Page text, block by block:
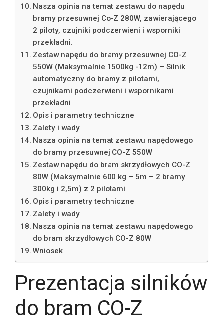
Nasza opinia na temat zestawu do napędu
bramy przesuwnej Co-Z 280W, zawierającego
2 piloty, czujniki podczerwieni i wsporniki
przekładni.
Zestaw napędu do bramy przesuwnej CO-Z
550W (Maksymalnie 1500kg -12m) – Silnik
automatyczny do bramy z pilotami,
czujnikami podczerwieni i wspornikami
przekładni
Opis i parametry techniczne
Zalety i wady
Nasza opinia na temat zestawu napędowego
do bramy przesuwnej CO-Z 550W
Zestaw napędu do bram skrzydłowych CO-Z
80W (Maksymalnie 600 kg – 5m – 2 bramy
300kg i 2,5m) z 2 pilotami
Opis i parametry techniczne
Zalety i wady
Nasza opinia na temat zestawu napędowego
do bram skrzydłowych CO-Z 80W
Wniosek
Prezentacja silników
do bram CO-Z